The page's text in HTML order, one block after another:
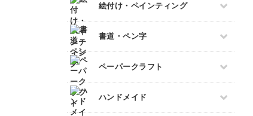
ボタニカルキャンドル
韓国キャンドル
アロマキャンドル
サシェ
絵付け・ペインティング
すべて
ポーセラーツ
トールペイント
上絵付け
書道・ペン字
すべて
ペン字
筆文字
ペーパークラフト
すべて
ペーパーアート
ハンドメイド